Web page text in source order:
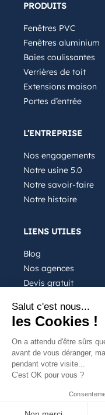
PRODUITS
Fenêtres PVC
Fenêtres aluminium
Baies coulissantes
Verrières de toit
Extensions maison
Portes d’entrée
L’ENTREPRISE
Nos engagements
Notre usine 5.0
Notre savoir-faire
Notre histoire
LIENS UTILES
Blog
Nos agences
Devis gratuit
FAQ
Notre
Salut c'est nous...
les Cookies !
On a attendu d'être sûrs
avant de vous déranger,
pendant votre visite...
C'est OK pour vous ?